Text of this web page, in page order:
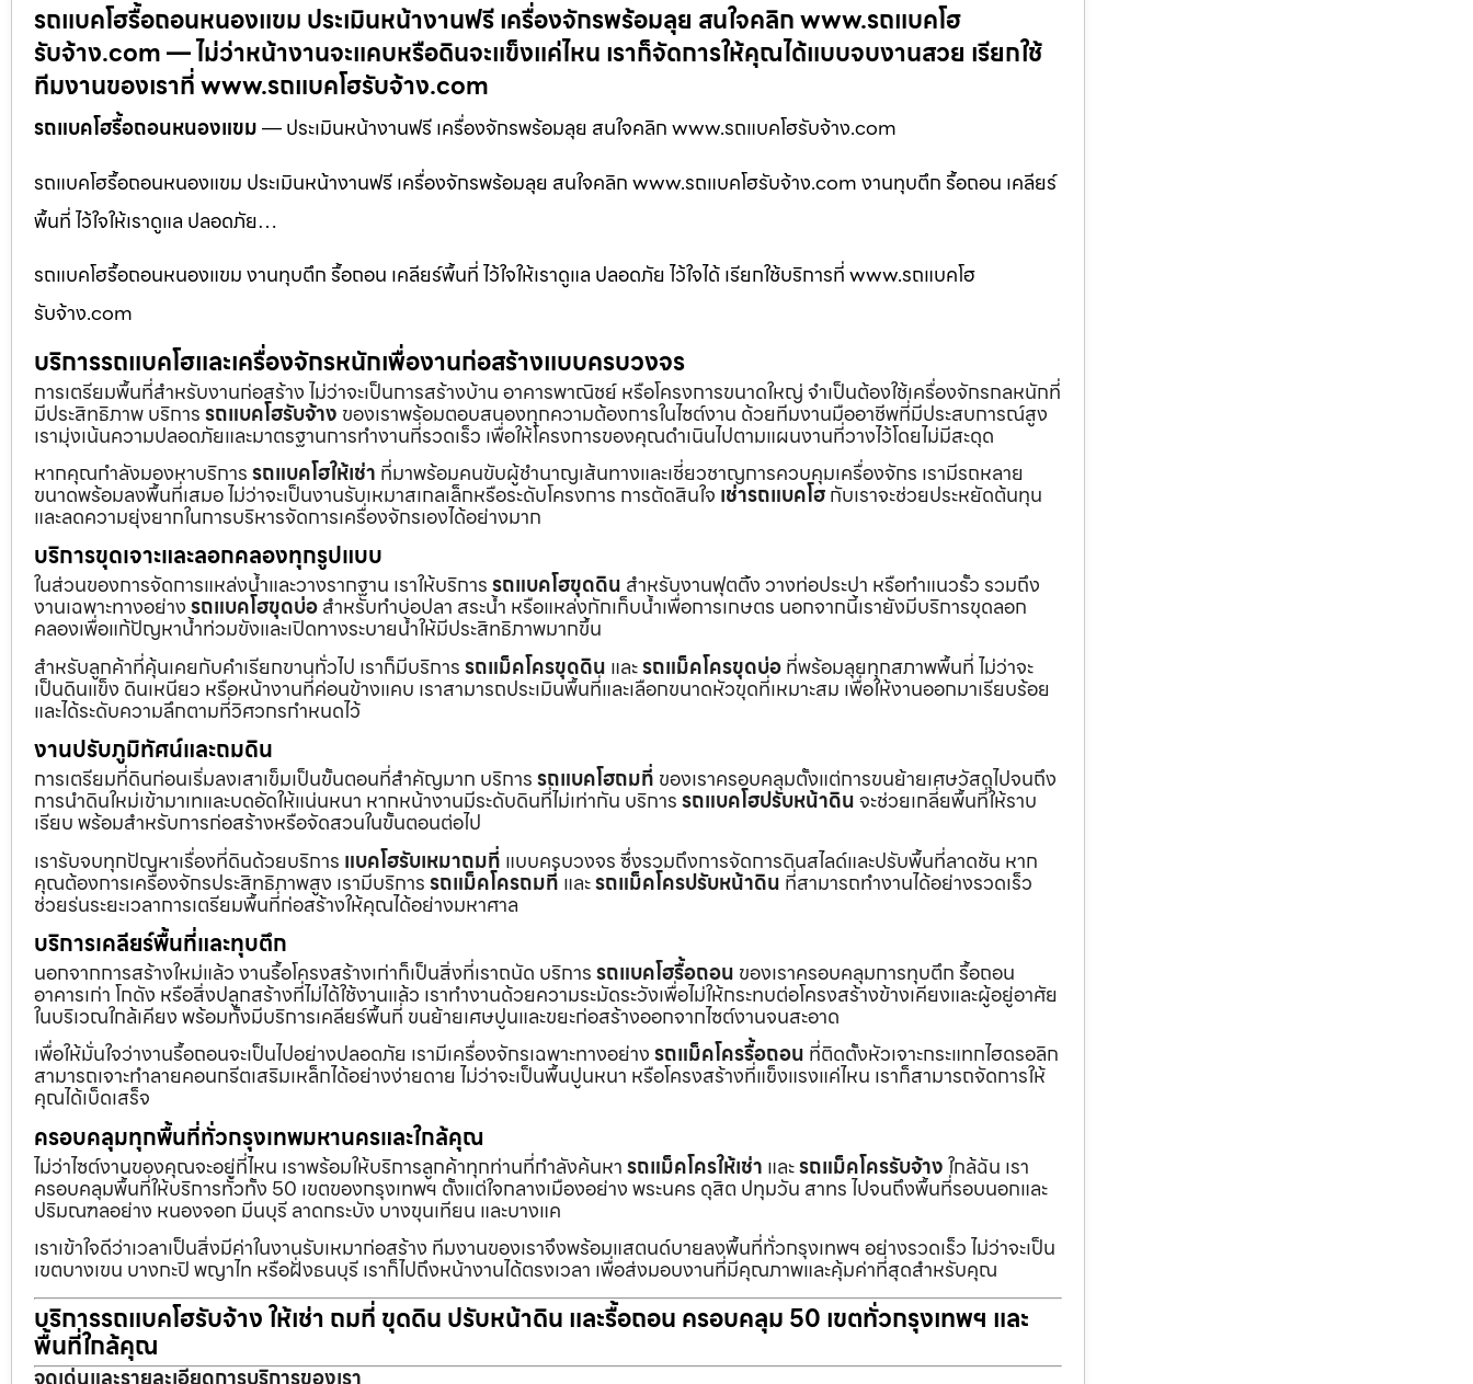
รถแบคโฮรื้อถอนหนองแขม ประเมินหน้างานฟรี เครื่องจักรพร้อมลุย สนใจคลิก www.รถแบคโฮ
รับจ้าง.com — ไม่ว่าหน้างานจะแคบหรือดินจะแข็งแค่ไหน เราก็จัดการให้คุณได้แบบจบงานสวย เรียกใช้
ทีมงานของเราที่ www.รถแบคโฮรับจ้าง.com
รถแบคโฮรื้อถอนหนองแขม— ประเมินหน้างานฟรี เครื่องจักรพร้อมลุย สนใจคลิก www.รถแบคโฮรับจ้าง.com
รถแบคโฮรื้อถอนหนองแขม ประเมินหน้างานฟรี เครื่องจักรพร้อมลุย สนใจคลิก www.รถแบคโฮรับจ้าง.com งานทุบตึก รื้อถอน เคลียร์
พื้นที่ ไว้ใจให้เราดูแล ปลอดภัย…
รถแบคโฮรื้อถอนหนองแขม งานทุบตึก รื้อถอน เคลียร์พื้นที่ ไว้ใจให้เราดูแล ปลอดภัย ไว้ใจได้ เรียกใช้บริการที่ www.รถแบคโฮ
รับจ้าง.com
บริการรถแบคโฮและเครื่องจักรหนักเพื่องานก่อสร้างแบบครบวงจร
การเตรียมพื้นที่สำหรับงานก่อสร้าง ไม่ว่าจะเป็นการสร้างบ้าน อาคารพาณิชย์ หรือโครงการขนาดใหญ่ จำเป็นต้องใช้เครื่องจักรกลหนักที่
มีประสิทธิภาพ บริการรถแบคโฮรับจ้าง ของเราพร้อมตอบสนองทุกความต้องการในไซต์งาน ด้วยทีมงานมืออาชีพที่มีประสบการณ์สูง
เรามุ่งเน้นความปลอดภัยและมาตรฐานการทำงานที่รวดเร็ว เพื่อให้โครงการของคุณดำเนินไปตามแผนงานที่วางไว้โดยไม่มีสะดุด
หากคุณกำลังมองหาบริการรถแบคโฮให้เช่า ที่มาพร้อมคนขับผู้ชำนาญเส้นทางและเชี่ยวชาญการควบคุมเครื่องจักร เรามีรถหลาย
ขนาดพร้อมลงพื้นที่เสมอ ไม่ว่าจะเป็นงานรับเหมาสเกลเล็กหรือระดับโครงการ การตัดสินใจ เช่ารถแบคโฮกับเราจะช่วยประหยัดต้นทุน
และลดความยุ่งยากในการบริหารจัดการเครื่องจักรเองได้อย่างมาก
บริการขุดเจาะและลอกคลองทุกรูปแบบ
ในส่วนของการจัดการแหล่งน้ำและวางรากฐาน เราให้บริการรถแบคโฮขุดดิน สำหรับงานฟุตติ้ง วางท่อประปา หรือทำแนวรั้ว รวมถึง
งานเฉพาะทางอย่างรถแบคโฮขุดบ่อสำหรับทำบ่อปลา สระน้ำ หรือแหล่งกักเก็บน้ำเพื่อการเกษตร นอกจากนี้เรายังมีบริการขุดลอก
คลองเพื่อแก้ปัญหาน้ำท่วมขังและเปิดทางระบายน้ำให้มีประสิทธิภาพมากขึ้น
สำหรับลูกค้าที่คุ้นเคยกับคำเรียกขานทั่วไป เราก็มีบริการรถแม็คโครขุดดิน และรถแม็คโครขุดบ่อที่พร้อมลุยทุกสภาพพื้นที่ ไม่ว่าจะ
เป็นดินแข็ง ดินเหนียว หรือหน้างานที่ค่อนข้างแคบ เราสามารถประเมินพื้นที่และเลือกขนาดหัวขุดที่เหมาะสม เพื่อให้งานออกมาเรียบร้อย
และได้ระดับความลึกตามที่วิศวกรกำหนดไว้
งานปรับภูมิทัศน์และถมดิน
การเตรียมที่ดินก่อนเริ่มลงเสาเข็มเป็นขั้นตอนที่สำคัญมาก บริการรถแบคโฮถมที่ ของเราครอบคลุมตั้งแต่การขนย้ายเศษวัสดุไปจนถึง
การนำดินใหม่เข้ามาเทและบดอัดให้แน่นหนา หากหน้างานมีระดับดินที่ไม่เท่ากัน บริการรถแบคโฮปรับหน้าดินจะช่วยเกลี่ยพื้นที่ให้ราบ
เรียบ พร้อมสำหรับการก่อสร้างหรือจัดสวนในขั้นตอนต่อไป
เรารับจบทุกปัญหาเรื่องที่ดินด้วยบริการ แบคโฮรับเหมาถมที่ แบบครบวงจร ซึ่งรวมถึงการจัดการดินสไลด์และปรับพื้นที่ลาดชัน หาก
คุณต้องการเครื่องจักรประสิทธิภาพสูง เรามีบริการรถแม็คโครถมที่ และรถแม็คโครปรับหน้าดิน ที่สามารถทำงานได้อย่างรวดเร็ว
ช่วยร่นระยะเวลาการเตรียมพื้นที่ก่อสร้างให้คุณได้อย่างมหาศาล
บริการเคลียร์พื้นที่และทุบตึก
นอกจากการสร้างใหม่แล้ว งานรื้อโครงสร้างเก่าก็เป็นสิ่งที่เราถนัด บริการรถแบคโฮรื้อถอน ของเราครอบคลุมการทุบตึก รื้อถอน
อาคารเก่า โกดัง หรือสิ่งปลูกสร้างที่ไม่ได้ใช้งานแล้ว เราทำงานด้วยความระมัดระวังเพื่อไม่ให้กระทบต่อโครงสร้างข้างเคียงและผู้อยู่อาศัย
ในบริเวณใกล้เคียง พร้อมทั้งมีบริการเคลียร์พื้นที่ ขนย้ายเศษปูนและขยะก่อสร้างออกจากไซต์งานจนสะอาด
เพื่อให้มั่นใจว่างานรื้อถอนจะเป็นไปอย่างปลอดภัย เรามีเครื่องจักรเฉพาะทางอย่างรถแม็คโครรื้อถอน ที่ติดตั้งหัวเจาะกระแทกไฮดรอลิก
สามารถเจาะทำลายคอนกรีตเสริมเหล็กได้อย่างง่ายดาย ไม่ว่าจะเป็นพื้นปูนหนา หรือโครงสร้างที่แข็งแรงแค่ไหน เราก็สามารถจัดการให้
คุณได้เบ็ดเสร็จ
ครอบคลุมทุกพื้นที่ทั่วกรุงเทพมหานครและใกล้คุณ
ไม่ว่าไซต์งานของคุณจะอยู่ที่ไหน เราพร้อมให้บริการลูกค้าทุกท่านที่กำลังค้นหารถแม็คโครให้เช่า และรถแม็คโครรับจ้างใกล้ฉัน เรา
ครอบคลุมพื้นที่ให้บริการทั่วทั้ง 50 เขตของกรุงเทพฯ ตั้งแต่ใจกลางเมืองอย่าง พระนคร ดุสิต ปทุมวัน สาทร ไปจนถึงพื้นที่รอบนอกและ
ปริมณฑลอย่าง หนองจอก มีนบุรี ลาดกระบัง บางขุนเทียน และบางแค
เราเข้าใจดีว่าเวลาเป็นสิ่งมีค่าในงานรับเหมาก่อสร้าง ทีมงานของเราจึงพร้อมแสตนด์บายลงพื้นที่ทั่วกรุงเทพฯ อย่างรวดเร็ว ไม่ว่าจะเป็น
เขตบางเขน บางกะปิ พญาไท หรือฝั่งธนบุรี เราก็ไปถึงหน้างานได้ตรงเวลา เพื่อส่งมอบงานที่มีคุณภาพและคุ้มค่าที่สุดสำหรับคุณ
บริการรถแบคโฮรับจ้าง ให้เช่า ถมที่ ขุดดิน ปรับหน้าดิน และรื้อถอน ครอบคลุม 50 เขตทั่วกรุงเทพฯ และ
พื้นที่ใกล้คุณ
จุดเด่นและรายละเอียดการบริการของเรา